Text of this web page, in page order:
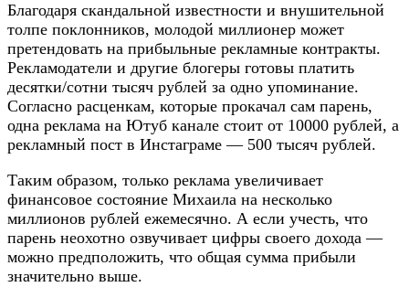
Благодаря скандальной известности и внушительной
толпе поклонников, молодой миллионер может
претендовать на прибыльные рекламные контракты.
Рекламодатели и другие блогеры готовы платить
десятки/сотни тысяч рублей за одно упоминание.
Согласно расценкам, которые прокачал сам парень,
одна реклама на Ютуб канале стоит от 10000 рублей, а
рекламный пост в Инстаграме — 500 тысяч рублей.
Таким образом, только реклама увеличивает
финансовое состояние Михаила на несколько
миллионов рублей ежемесячно. А если учесть, что
парень неохотно озвучивает цифры своего дохода —
можно предположить, что общая сумма прибыли
значительно выше.